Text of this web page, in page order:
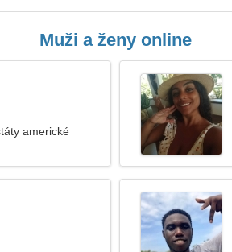
Muži a ženy online
americké